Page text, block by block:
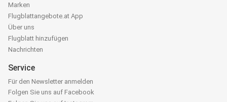
Marken
Flugblattangebote.at App
Über uns
Flugblatt hinzufügen
Nachrichten
Service
Für den Newsletter anmelden
Folgen Sie uns auf Facebook